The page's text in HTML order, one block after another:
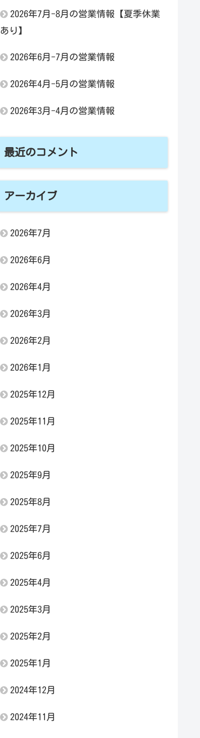
2026年7月-8月の営業情報【夏季休業
あり】
2026年6月-7月の営業情報
2026年4月-5月の営業情報
2026年3月-4月の営業情報
最近のコメント
アーカイブ
2026年7月
2026年6月
2026年4月
2026年3月
2026年2月
2026年1月
2025年12月
2025年11月
2025年10月
2025年9月
2025年8月
2025年7月
2025年6月
2025年4月
2025年3月
2025年2月
2025年1月
2024年12月
2024年11月